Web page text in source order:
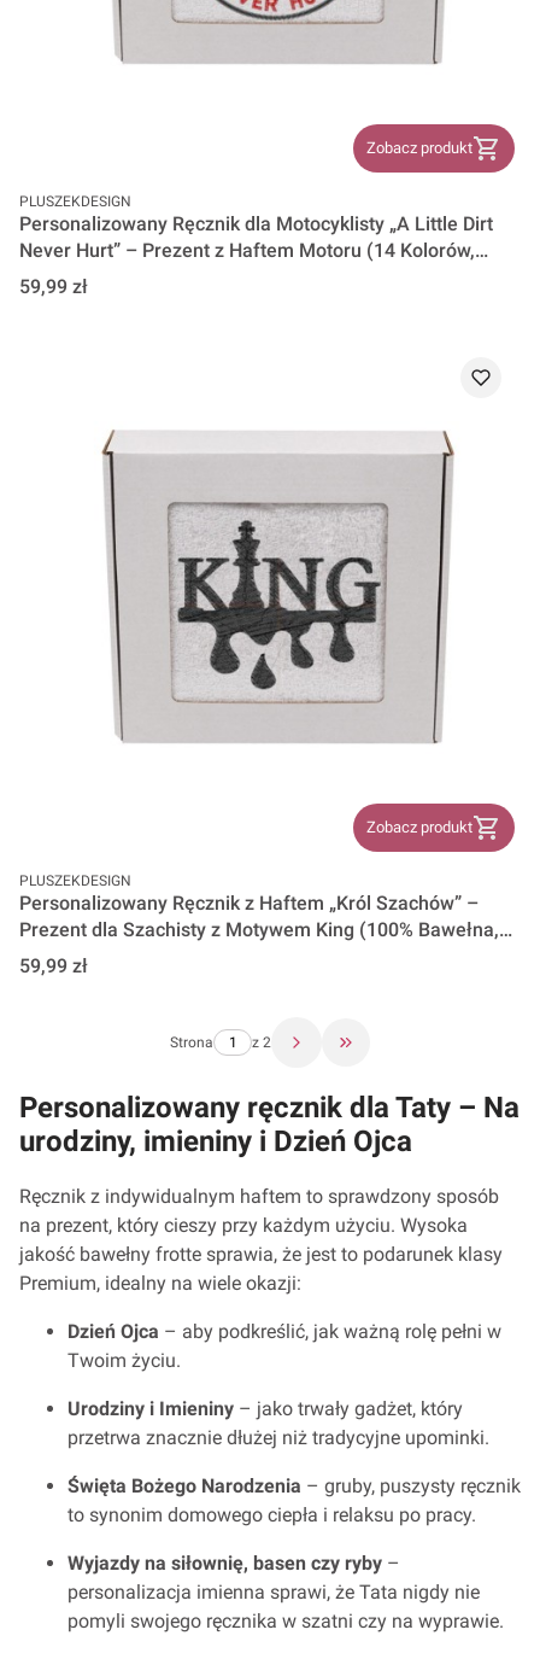
Zobacz produkt
PRODUCENT
PLUSZEKDESIGN
Personalizowany Ręcznik dla Motocyklisty „A Little Dirt
Never Hurt” – Prezent z Haftem Motoru (14 Kolorów,
100% Bawełna, 500g)
Cena
59,99 zł
Zobacz produkt
PRODUCENT
PLUSZEKDESIGN
Personalizowany Ręcznik z Haftem „Król Szachów” –
Prezent dla Szachisty z Motywem King (100% Bawełna,
500g)
Cena
59,99 zł
Strona z 2 Przejdź do ostatniej
Personalizowany ręcznik dla Taty – Na
urodziny, imieniny i Dzień Ojca
Ręcznik z indywidualnym haftem to sprawdzony sposób
na prezent, który cieszy przy każdym użyciu. Wysoka
jakość bawełny frotte sprawia, że jest to podarunek klasy
Premium, idealny na wiele okazji:
Dzień Ojca – aby podkreślić, jak ważną rolę pełni w
Twoim życiu.
Urodziny i Imieniny – jako trwały gadżet, który
przetrwa znacznie dłużej niż tradycyjne upominki.
Święta Bożego Narodzenia – gruby, puszysty ręcznik
to synonim domowego ciepła i relaksu po pracy.
Wyjazdy na siłownię, basen czy ryby –
personalizacja imienna sprawi, że Tata nigdy nie
pomyli swojego ręcznika w szatni czy na wyprawie.